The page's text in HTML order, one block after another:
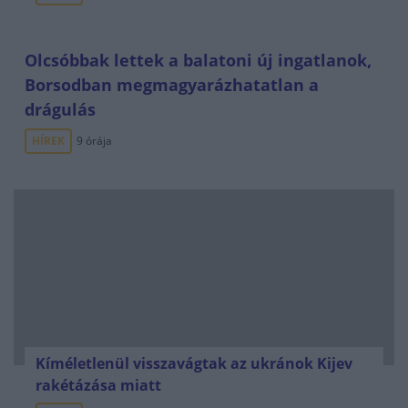
Olcsóbbak lettek a balatoni új ingatlanok,
Borsodban megmagyarázhatatlan a
drágulás
HÍREK 9 órája
Kíméletlenül visszavágtak az ukránok Kijev
rakétázása miatt